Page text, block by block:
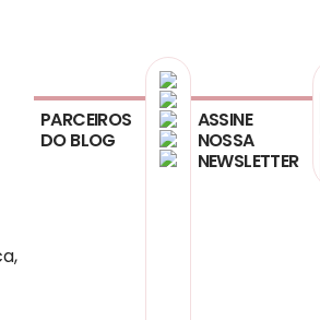
PARCEIROS
DO BLOG
ASSINE
NOSSA
NEWSLETTER